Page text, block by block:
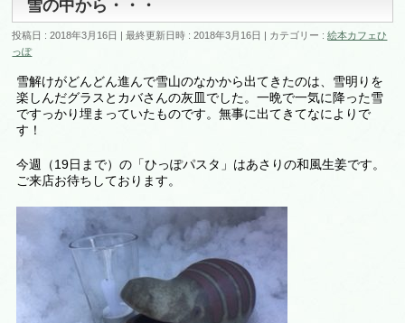
雪の中から・・・
投稿日 : 2018年3月16日 最終更新日時 : 2018年3月16日 カテゴリー :絵本カフェひ
っぽ
雪解けがどんどん進んで雪山のなかから出てきたのは、雪明りを
楽しんだグラスとカバさんの灰皿でした。一晩で一気に降った雪
ですっかり埋まっていたものです。無事に出てきてなによりで
す！
今週（19日まで）の「ひっぽパスタ」はあさりの和風生姜です。
ご来店お待ちしております。